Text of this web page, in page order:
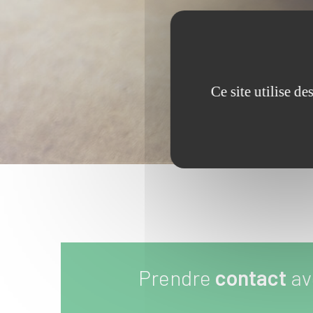
Prendre contact
Ce site utilise